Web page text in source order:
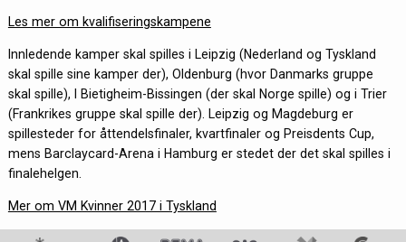
Les mer om kvalifiseringskampene
Innledende kamper skal spilles i Leipzig (Nederland og Tyskland
skal spille sine kamper der), Oldenburg (hvor Danmarks gruppe
skal spille), I Bietigheim-Bissingen (der skal Norge spille) og i Trier
(Frankrikes gruppe skal spille der). Leipzig og Magdeburg er
spillesteder for åttendelsfinaler, kvartfinaler og Preisdents Cup,
mens Barclaycard-Arena i Hamburg er stedet der det skal spilles i
finalehelgen.
Mer om VM Kvinner 2017 i Tyskland